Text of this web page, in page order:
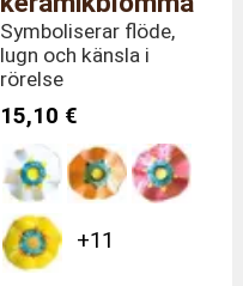
Symboliserar flöde,
lugn och känsla i
rörelse
15,10 €
+11